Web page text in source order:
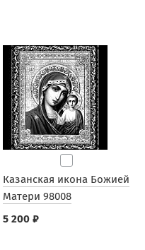
Казанская икона Божией
Матери 98008
5 200 ₽